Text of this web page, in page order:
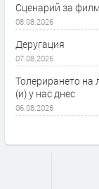
Сценарий за
08.08.2026
Деругация
07.08.2026
Толерирането на
(и) у нас днес
06.08.2026